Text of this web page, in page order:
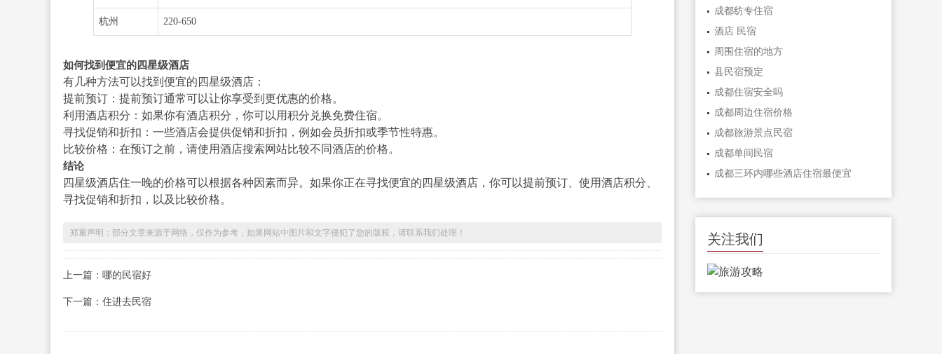
杭州 220-650
如何找到便宜的四星级酒店
有几种方法可以找到便宜的四星级酒店：
提前预订：提前预订通常可以让你享受到更优惠的价格。
利用酒店积分：如果你有酒店积分，你可以用积分兑换免费住宿。
寻找促销和折扣：一些酒店会提供促销和折扣，例如会员折扣或季节性特惠。
比较价格：在预订之前，请使用酒店搜索网站比较不同酒店的价格。
结论
四星级酒店住一晚的价格可以根据各种因素而异。如果你正在寻找便宜的四星级酒店，你可以提前预订、使用酒店积分、
寻找促销和折扣，以及比较价格。
郑重声明：部分文章来源于网络，仅作为参考，如果网站中图片和文字侵犯了您的版权，请联系我们处理！
上一篇：哪的民宿好
下一篇：住进去民宿
成都纺专住宿
酒店 民宿
周围住宿的地方
县民宿预定
成都住宿安全吗
成都周边住宿价格
成都旅游景点民宿
成都单间民宿
成都三环内哪些酒店住宿最便宜
关注我们